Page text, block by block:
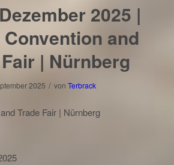
2025 |
and
| Nürnberg
2025 / von Terbrack
Trade Fair | Nürnberg